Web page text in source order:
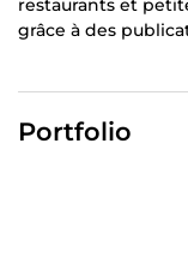
restaurants et
grâce à des
✔ Conseils
Portfolio